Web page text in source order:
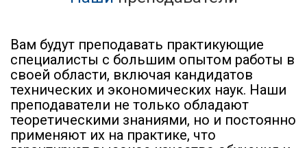
Вам будут преподавать практикующие
специалисты с большим опытом работы в
своей области, включая кандидатов
технических и экономических наук. Наши
преподаватели не только обладают
теоретическими знаниями, но и постоянно
применяют их на практике, что